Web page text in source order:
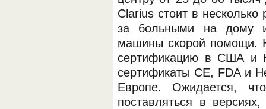
Clarius стоит в
за больными на дому
машины скорой помощи.
сертификацию в США и
сертификаты CE, FDA и
Европе. Ожидается,
поставляться в